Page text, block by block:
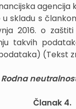
skladu s
2016. o
takvih
(Tekst
Rodna
Članak 4.